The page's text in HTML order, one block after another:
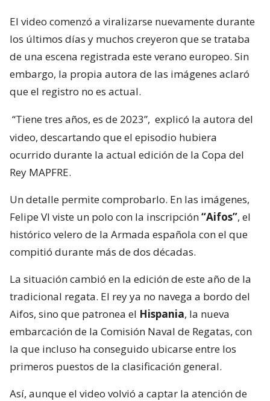
El video comenzó a viralizarse nuevamente durante
los últimos días y muchos creyeron que se trataba
de una escena registrada este verano europeo. Sin
embargo, la propia autora de las imágenes aclaró
que el registro no es actual.
“Tiene tres años, es de 2023”, explicó la autora del
video, descartando que el episodio hubiera
ocurrido durante la actual edición de la Copa del
Rey MAPFRE.
Un detalle permite comprobarlo. En las imágenes,
Felipe VI viste un polo con la inscripción“Aifos”, el
histórico velero de la Armada española con el que
compitió durante más de dos décadas.
La situación cambió en la edición de este año de la
tradicional regata. El rey ya no navega a bordo del
Aifos, sino que patronea el Hispania, la nueva
embarcación de la Comisión Naval de Regatas, con
la que incluso ha conseguido ubicarse entre los
primeros puestos de la clasificación general.
Así, aunque el video volvió a captar la atención de